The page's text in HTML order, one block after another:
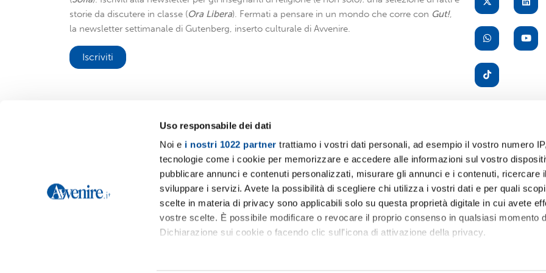
Uso responsabile dei dati
Noi e i nostri 1022 partner trattiamo i vostri dati personali, ad esempio il vostro numero
tecnologie come i cookie per memorizzare e accedere alle informazioni sul vostro
pubblicare annunci e contenuti personalizzati, misurare gli annunci e i contenuti, ricercare
sviluppare i servizi. Avete la possibilità di scegliere chi utilizza i vostri dati e per quali
scelte in materia di privacy sono applicabili solo su questa proprietà digitale in cui avete
vostre scelte. È possibile modificare o revocare il proprio consenso in qualsiasi momento
Dichiarazione sui cookie o facendo clic sull'icona di attivazione della privacy.
storie da discutere in classe (Ora Libera). Fermati a pensare in un mondo che corre con Gut!,
la newsletter settimanale di Gutenberg, inserto culturale di Avvenire.
Iscriviti